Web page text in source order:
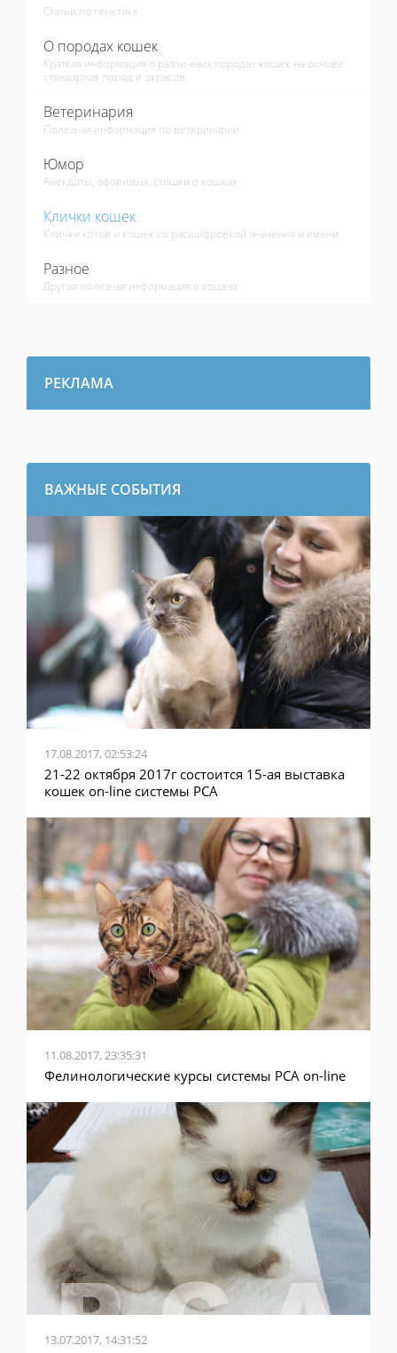
Статьи по генетике
О породах кошек
Краткая информация о различных породах кошек на основе
стандартов пород и окрасов.
Ветеринария
Полезная информация по ветеринарии
Юмор
Анекдоты, афоризмы, стишки о кошках
Клички кошек
Клички котов и кошек со расшифровкой значения и имени
Разное
Другая полезная информация о кошках
РЕКЛАМА
ВАЖНЫЕ СОБЫТИЯ
17.08.2017, 02:53:24
21-22 октября 2017г состоится 15-ая выставка
кошек on-line системы PCA
11.08.2017, 23:35:31
Фелинологические курсы системы PCA on-line
13.07.2017, 14:31:52